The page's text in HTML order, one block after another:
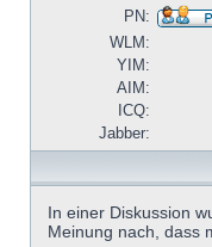
PN:
WLM:
YIM:
AIM:
ICQ:
Jabber:
In einer Diskussion
Meinung nach, dass